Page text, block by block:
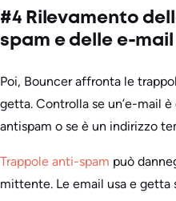
#4 Rilevamento
spam e delle e-
Poi, Bouncer affronta le
getta. Controlla se un’e-mail
antispam o se è un indirizzo
Trappole anti-spam può
mittente. Le email usa e getta